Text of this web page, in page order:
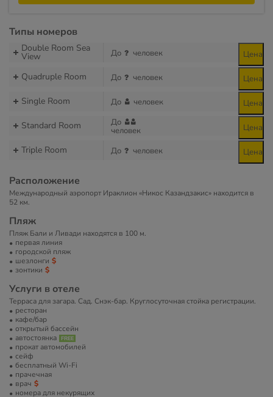
Типы номеров
Double Room Sea
View До человек Цена
Quadruple Room До человек Цена
Single Room До человек Цена
Standard Room До
человек Цена
Triple Room До человек Цена
Расположение
Международный аэропорт Ираклион «Никос Казандзакис» находится в
52 км.
Пляж
Пляж Бали и Ливади находятся в 100 м.
первая линия
городской пляж
шезлонги
зонтики
Услуги в отеле
Терраса для загара. Сад. Снэк-бар. Круглосуточная стойка регистрации.
ресторан
кафе/бар
открытый бассейн
автостоянка
прокат автомобилей
сейф
бесплатный Wi-Fi
прачечная
врач
номера для некурящих